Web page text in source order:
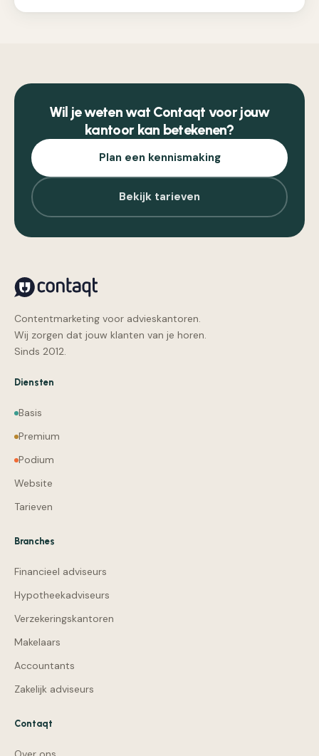
Wil je weten wat Contaqt voor jouw
kantoor kan betekenen?
Plan een kennismaking
Bekijk tarieven
Contentmarketing voor advieskantoren.
Wij zorgen dat jouw klanten van je horen.
Sinds 2012.
Diensten
Basis
Premium
Podium
Website
Tarieven
Branches
Financieel adviseurs
Hypotheekadviseurs
Verzekeringskantoren
Makelaars
Accountants
Zakelijk adviseurs
Contaqt